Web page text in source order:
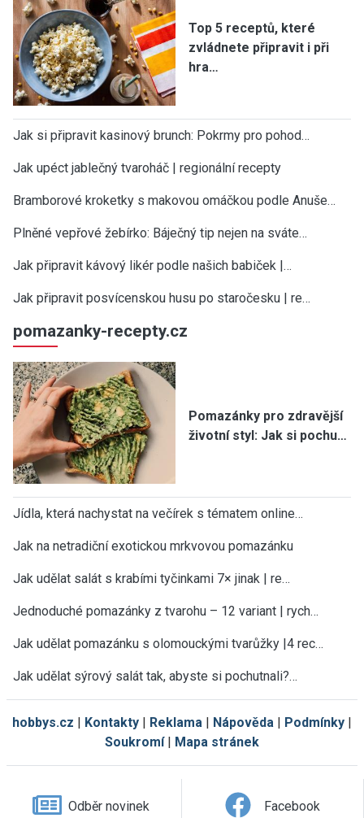
Top 5 receptů, které
zvládnete připravit i při
hra…
Jak si připravit kasinový brunch: Pokrmy pro pohod…
Jak upéct jablečný tvaroháč | regionální recepty
Bramborové kroketky s makovou omáčkou podle Anuše…
Plněné vepřové žebírko: Báječný tip nejen na sváte…
Jak připravit kávový likér podle našich babiček |…
Jak připravit posvícenskou husu po staročesku | re…
pomazanky-recepty.cz
Pomazánky pro zdravější
životní styl: Jak si pochu…
Jídla, která nachystat na večírek s tématem online…
Jak na netradiční exotickou mrkvovou pomazánku
Jak udělat salát s krabími tyčinkami 7× jinak | re…
Jednoduché pomazánky z tvarohu – 12 variant | rych…
Jak udělat pomazánku s olomouckými tvarůžky |4 rec…
Jak udělat sýrový salát tak, abyste si pochutnali?…
hobbys.cz | Kontakty | Reklama | Nápověda | Podmínky |
Soukromí| Mapa stránek
Odběr novinek Facebook